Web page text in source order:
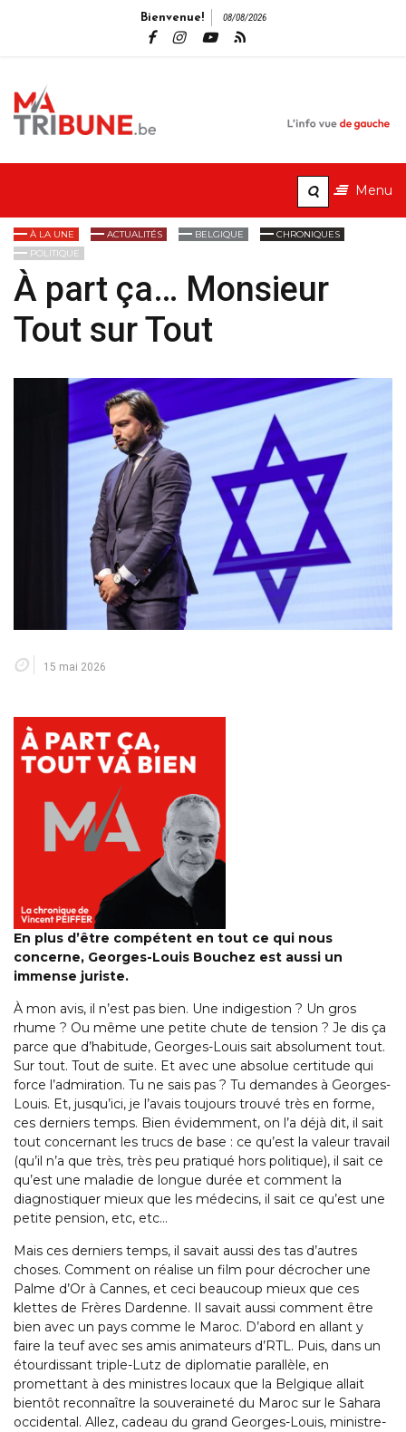
Bienvenue! 08/08/2026
Menu
À LA UNE ACTUALITÉS BELGIQUE
CHRONIQUES
POLITIQUE
À part ça… Monsieur
Tout sur Tout
15 mai 2026
En plus d’être compétent en tout ce qui nous
concerne, Georges-Louis Bouchez est aussi un
immense juriste.
À mon avis, il n’est pas bien. Une indigestion ? Un gros
rhume ? Ou même une petite chute de tension ? Je dis ça
parce que d’habitude, Georges-Louis sait absolument tout.
Sur tout. Tout de suite. Et avec une absolue certitude qui
force l’admiration. Tu ne sais pas ? Tu demandes à Georges-
Louis. Et, jusqu’ici, je l’avais toujours trouvé très en forme,
ces derniers temps. Bien évidemment, on l’a déjà dit, il sait
tout concernant les trucs de base : ce qu’est la valeur travail
(qu’il n’a que très, très peu pratiqué hors politique), il sait ce
qu’est une maladie de longue durée et comment la
diagnostiquer mieux que les médecins, il sait ce qu’est une
petite pension, etc, etc…
Mais ces derniers temps, il savait aussi des tas d’autres
choses. Comment on réalise un film pour décrocher une
Palme d’Or à Cannes, et ceci beaucoup mieux que ces
klettes de Frères Dardenne. Il savait aussi comment être
bien avec un pays comme le Maroc. D’abord en allant y
faire la teuf avec ses amis animateurs d’RTL. Puis, dans un
étourdissant triple-Lutz de diplomatie parallèle, en
promettant à des ministres locaux que la Belgique allait
bientôt reconnaître la souveraineté du Maroc sur le Sahara
occidental. Allez, cadeau du grand Georges-Louis, ministre-